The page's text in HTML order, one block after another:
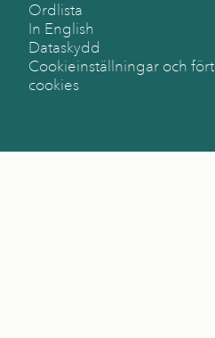
Ordlista
In English
Dataskydd
Cookieinställningar och
cookies